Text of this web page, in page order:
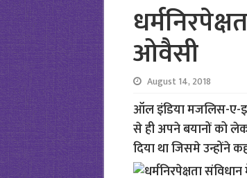
ओवैसी
August 14, 2018
ऑल इंडिया मजलिस-ए-
से ही अपने बयानों को
दिया था जिसमे उन्होंने